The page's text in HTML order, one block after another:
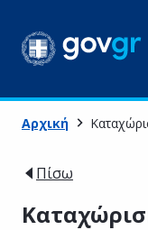
Αρχική
Πίσω